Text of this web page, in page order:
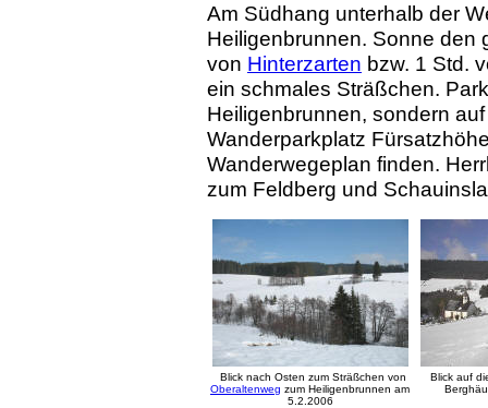
Am Südhang unterhalb der
Heiligenbrunnen. Sonne den
von Hinterzarten bzw. 1 Std.
ein schmales Sträßchen.
Heiligenbrunnen, sondern
Wanderparkplatz
Wanderwegeplan finden.
zum Feldberg und
Blick nach Osten zum Sträßchen von
Oberaltenweg zum Heiligenbrunnen am
5.2.2006
Blick auf